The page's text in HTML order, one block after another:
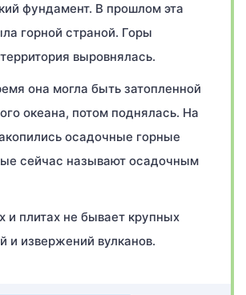
фундамент. В прошлом эта
горной страной. Горы
выровнялась.
она могла быть затопленной
океана, потом поднялась. На
осадочные горные
сейчас называют осадочным
и плитах не бывает крупных
и извержений вулканов.